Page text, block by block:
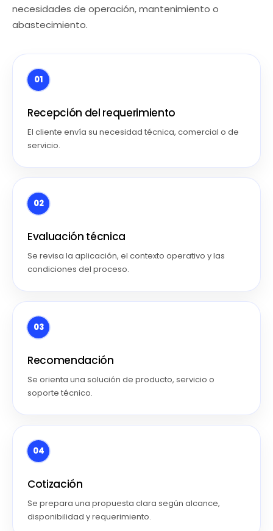
necesidades de operación, mantenimiento o
abastecimiento.
01
Recepción del requerimiento
El cliente envía su necesidad técnica, comercial o de
servicio.
02
Evaluación técnica
Se revisa la aplicación, el contexto operativo y las
condiciones del proceso.
03
Recomendación
Se orienta una solución de producto, servicio o
soporte técnico.
04
Cotización
Se prepara una propuesta clara según alcance,
disponibilidad y requerimiento.